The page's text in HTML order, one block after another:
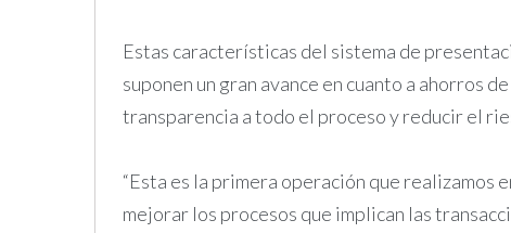
Estas características del sistema de
suponen un gran avance en cuanto a ahorros
transparencia a todo el proceso y reducir el
“Esta es la primera operación que
mejorar los procesos que implican las